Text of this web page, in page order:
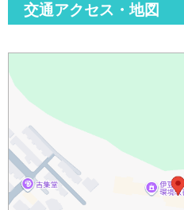
交通アクセス・地図